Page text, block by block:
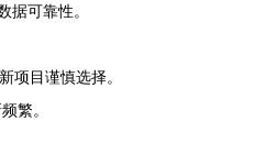
可靠性。
项目谨慎选择。
繁。